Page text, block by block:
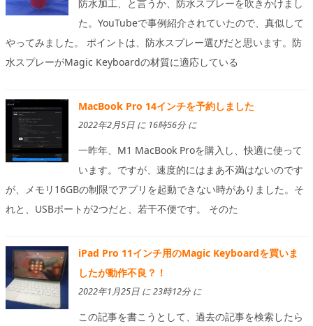
防水加工、と言うか、防水スプレーを吹きかけまし
た。YouTubeで事例紹介されていたので、真似して
やってみました。 ポイントは、防水スプレー選びだと思います。防
水スプレーがMagic Keyboardの材質に適応している
MacBook Pro 14インチを予約しました
2022年2月5日 に 16時56分 に
一昨年、M1 MacBook Proを購入し、快適に使って
います。ですが、速度的にはまあ不満はないのです
が、メモリ16GBの制限でアプリを起動できない時がありました。そ
れと、USBポートが2つだと、若干不便です。 そのた
iPad Pro 11インチ用のMagic Keyboardを買いま
したが動作不良？！
2022年1月25日 に 23時12分 に
この記事を書こうとして、過去の記事を検索したら